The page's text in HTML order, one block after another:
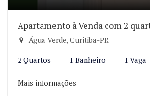
Apartamento à Venda com 2
Água Verde, Curitiba-PR
2 Quartos 1 Banheiro 1 Vaga
Mais informações